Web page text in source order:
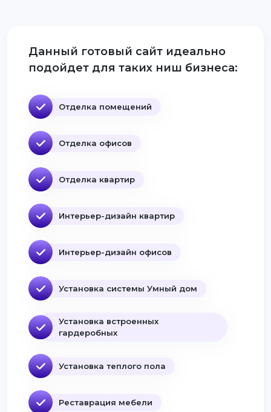
Данный готовый сайт идеально
подойдет для таких ниш бизнеса:
Отделка помещений
Отделка офисов
Отделка квартир
Интерьер-дизайн квартир
Интерьер-дизайн офисов
Установка системы Умный дом
Установка встроенных
гардеробных
Установка теплого пола
Реставрация мебели